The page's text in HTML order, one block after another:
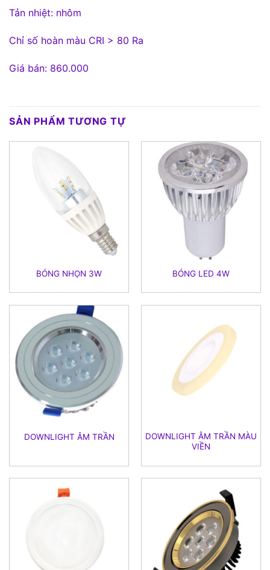
Tản nhiệt: nhôm
Chỉ số hoàn màu CRI > 80 Ra
Giá bán: 860.000
SẢN PHẨM TƯƠNG TỰ
BÓNG NHỌN 3W BÓNG LED 4W
DOWNLIGHT ÂM TRẦN
DOWNLIGHT ÂM TRẦN MÀU
VIỀN